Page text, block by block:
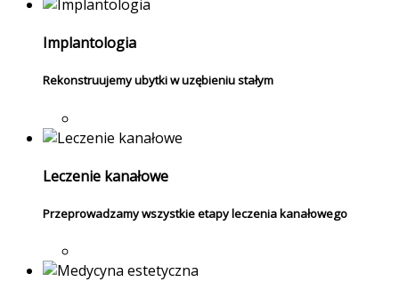
Implantologia
Rekonstruujemy ubytki w uzębieniu stałym
Leczenie kanałowe
Przeprowadzamy wszystkie etapy leczenia kanałowego